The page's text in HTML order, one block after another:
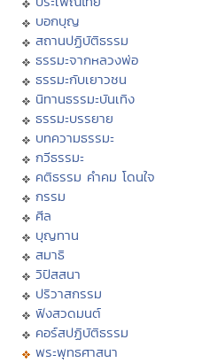
บอกบุญ
สถานปฏิบัติธรรม
ธรรมะจากหลวงพ่อ
ธรรมะกับเยาวชน
นิทานธรรมะบันเทิง
ธรรมะบรรยาย
บทความธรรมะ
กวีธรรมะ
คติธรรม คำคม โดนใจ
กรรม
ศีล
บุญทาน
สมาธิ
วิปัสสนา
ปริวาสกรรม
ฟังสวดมนต์
คอร์สปฏิบัติธรรม
พระพุทธศาสนา